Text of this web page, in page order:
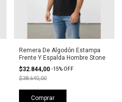
Remera De Algodón Estampa
Frente Y Espalda Hombre Stone
$32.844,00 -15% OFF
$38.640,00
Comprar